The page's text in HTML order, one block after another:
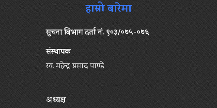
हाम्रो बारेमा
सुचना बिभाग दर्ता नं. ९०३/०७५-०७६
संस्थापक
स्व. महेन्द्र प्रसाद पाण्डे
अध्यक्ष